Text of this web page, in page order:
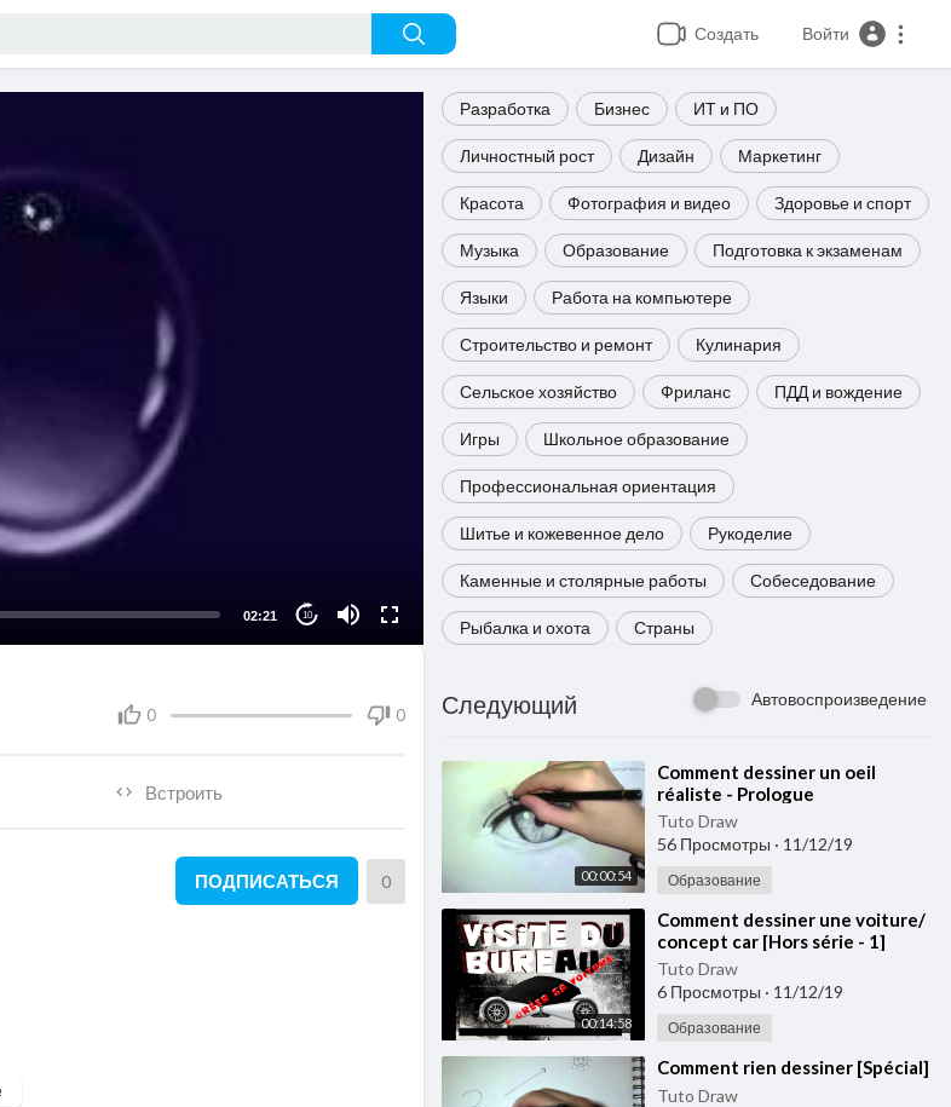
Создать Войти
02:21 10
Разработка Бизнес ИТ и ПО
Личностный рост Дизайн Маркетинг
Красота Фотография и видео Здоровье и спорт
Музыка Образование Подготовка к экзаменам
Языки Работа на компьютере
Строительство и ремонт Кулинария
Сельское хозяйство Фриланс ПДД и вождение
Игры Школьное образование
Профессиональная ориентация
Шитье и кожевенное дело Рукоделие
Каменные и столярные работы Собеседование
Рыбалка и охота Страны
Следующий Автовоспроизведение
00:00:54
⁣Comment dessiner un oeil
réaliste - Prologue
Tuto Draw
56 Просмотры · 11/12/19
Образование
00:14:58
⁣Comment dessiner une voiture/
concept car [Hors série - 1]
Tuto Draw
6 Просмотры · 11/12/19
Образование
⁣Comment rien dessiner [Spécial]
Tuto Draw
0 0
Встроить
ПОДПИСАТЬСЯ 0